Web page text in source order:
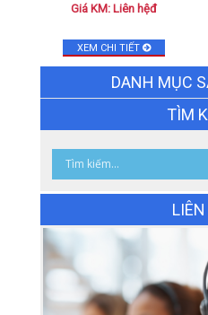
Giá KM: Liên hệđ
XEM CHI TIẾT
DANH MỤC
TÌM
Giá:
Giá KM:
XEM CHI